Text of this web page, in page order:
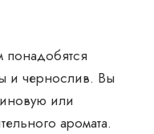
понадобятся
и чернослив. Вы
или
аромата.